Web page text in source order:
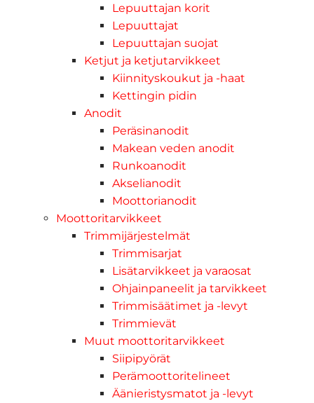
Lepuuttajan korit
Lepuuttajat
Lepuuttajan suojat
Ketjut ja ketjutarvikkeet
Kiinnityskoukut ja -haat
Kettingin pidin
Anodit
Peräsinanodit
Makean veden anodit
Runkoanodit
Akselianodit
Moottorianodit
Moottoritarvikkeet
Trimmijärjestelmät
Trimmisarjat
Lisätarvikkeet ja varaosat
Ohjainpaneelit ja tarvikkeet
Trimmisäätimet ja -levyt
Trimmievät
Muut moottoritarvikkeet
Siipipyörät
Perämoottoritelineet
Äänieristysmatot ja -levyt